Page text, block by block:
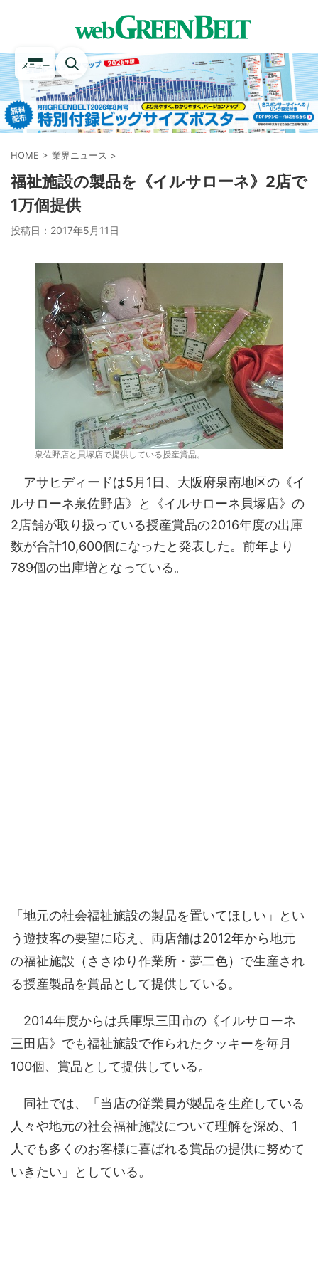
メニュー
HOME > 業界ニュース >
福祉施設の製品を《イルサローネ》2店で
1万個提供
投稿日： 2017年5月11日
泉佐野店と貝塚店で提供している授産賞品。
アサヒディードは5月1日、大阪府泉南地区の《イ
ルサローネ泉佐野店》と《イルサローネ貝塚店》の
2店舗が取り扱っている授産賞品の2016年度の出庫
数が合計10,600個になったと発表した。前年より
789個の出庫増となっている。
「地元の社会福祉施設の製品を置いてほしい」とい
う遊技客の要望に応え、両店舗は2012年から地元
の福祉施設（ささゆり作業所・夢二色）で生産され
る授産製品を賞品として提供している。
2014年度からは兵庫県三田市の《イルサローネ
三田店》でも福祉施設で作られたクッキーを毎月
100個、賞品として提供している。
同社では、「当店の従業員が製品を生産している
人々や地元の社会福祉施設について理解を深め、1
人でも多くのお客様に喜ばれる賞品の提供に努めて
いきたい」としている。